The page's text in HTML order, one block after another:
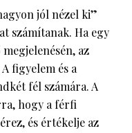
jól nézel ki”
számítanak. Ha egy
az
figyelem és a
fél számára. A
hogy a férfi
és értékelje az